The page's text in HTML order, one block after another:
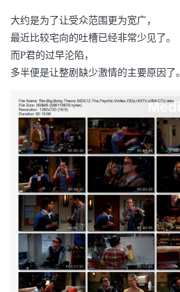
大约是为了让受众范围更为宽广，
最近比较宅向的吐槽已经非常少见了。
而P君的过早沦陷，
多半便是让整剧缺少激情的主要原因了。